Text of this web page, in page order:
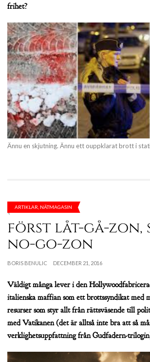
frihet?
Ännu en skjutning. Ännu ett ouppklarat brott i
ARTIKLAR NÄTMAGASIN
först låt-gå-zon,
no-go-zon
BORIS BENULIC DECEMBER 21, 2016
Väldigt många lever i den
italienska maffian som ett brottssyndikat med
resurser som styr allt från rättsväsende till
med Vatikanen (det är alltså inte bra att så
verklighetsuppfattning från Gudfadern-